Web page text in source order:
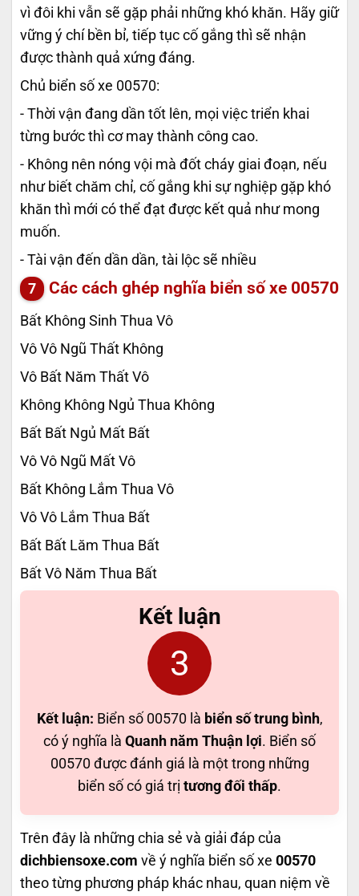
vì đôi khi vẫn sẽ gặp phải những khó khăn. Hãy giữ
vững ý chí bền bỉ, tiếp tục cố gắng thì sẽ nhận
được thành quả xứng đáng.
Chủ biển số xe 00570:
- Thời vận đang dần tốt lên, mọi việc triển khai
từng bước thì cơ may thành công cao.
- Không nên nóng vội mà đốt cháy giai đoạn, nếu
như biết chăm chỉ, cố gắng khi sự nghiệp gặp khó
khăn thì mới có thể đạt được kết quả như mong
muốn.
- Tài vận đến dần dần, tài lộc sẽ nhiều
Các cách ghép nghĩa biển số xe 00570
Bất Không Sinh Thua Vô
Vô Vô Ngũ Thất Không
Vô Bất Năm Thất Vô
Không Không Ngủ Thua Không
Bất Bất Ngủ Mất Bất
Vô Vô Ngũ Mất Vô
Bất Không Lắm Thua Vô
Vô Vô Lắm Thua Bất
Bất Bất Lăm Thua Bất
Bất Vô Năm Thua Bất
Kết luận
3
Kết luận: Biển số 00570 là biển số trung bình,
có ý nghĩa là Quanh năm Thuận lợi. Biển số
00570 được đánh giá là một trong những
biển số có giá trị tương đối thấp.
Trên đây là những chia sẻ và giải đáp của
dichbiensoxe.com về ý nghĩa biển số xe 00570
theo từng phương pháp khác nhau, quan niệm về